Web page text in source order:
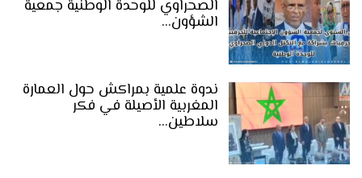
الصحراوي للوحدة الوطنية جمعية
الشؤون…
ندوة علمية بمراكش حول العمارة
المغربية الأصيلة في فكر
سلاطين…